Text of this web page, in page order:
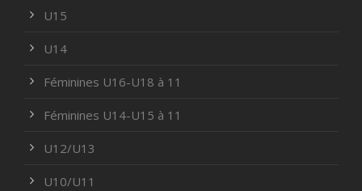
U15
U14
Féminines U16-U18 à 11
Féminines U14-U15 à 11
U12/U13
U10/U11